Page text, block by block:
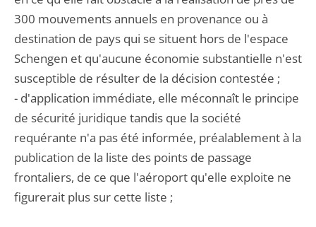
300 mouvements annuels en provenance ou à
destination de pays qui se situent hors de l'espace
Schengen et qu'aucune économie substantielle n'est
susceptible de résulter de la décision contestée ;
- d'application immédiate, elle méconnaît le principe
de sécurité juridique tandis que la société
requérante n'a pas été informée, préalablement à la
publication de la liste des points de passage
frontaliers, de ce que l'aéroport qu'elle exploite ne
figurerait plus sur cette liste ;